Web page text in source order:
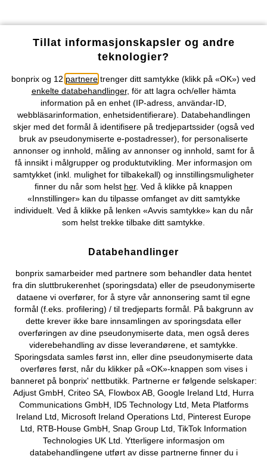
Våre betalingsalternativer
Vårt tilbud
Selskapet
Topkategorier / Sesongvarer
Du kan også finne oss på
Cookie-innstillinger
Om Oss Angre kjøp
© 2026 bonprix.
Tillat informasjonskapsler og andre
teknologier?
bonprix og 12 partnere trenger ditt samtykke (klikk på «OK») ved
enkelte databehandlinger, för att lagra och/eller hämta
information på en enhet (IP-adress, användar-ID,
webbläsarinformation, enhetsidentifierare). Databehandlingen
skjer med det formål å identifisere på tredjepartssider (også ved
bruk av pseudonymiserte e-postadresser), for personaliserte
annonser og innhold, måling av annonser og innhold, samt for å
få innsikt i målgrupper og produktutvikling. Mer informasjon om
samtykket (inkl. mulighet for tilbakekall) og innstillingsmuligheter
finner du når som helst her. Ved å klikke på knappen
«Innstillinger» kan du tilpasse omfanget av ditt samtykke
individuelt. Ved å klikke på lenken «Avvis samtykke» kan du når
som helst trekke tilbake ditt samtykke.
Databehandlinger
bonprix samarbeider med partnere som behandler data hentet
fra din sluttbrukerenhet (sporingsdata) eller de pseudonymiserte
dataene vi overfører, for å styre vår annonsering samt til egne
formål (f.eks. profilering) / til tredjeparts formål. På bakgrunn av
dette krever ikke bare innsamlingen av sporingsdata eller
overføringen av dine pseudonymiserte data, men også deres
viderebehandling av disse leverandørene, et samtykke.
Sporingsdata samles først inn, eller dine pseudonymiserte data
overføres først, når du klikker på «OK»-knappen som vises i
banneret på bonprix' nettbutikk. Partnerne er følgende selskaper:
Adjust GmbH, Criteo SA, Flowbox AB, Google Ireland Ltd, Hurra
Communications GmbH, ID5 Technology Ltd, Meta Platforms
Ireland Ltd, Microsoft Ireland Operations Ltd, Pinterest Europe
Ltd, RTB-House GmbH, Snap Group Ltd, TikTok Information
Technologies UK Ltd. Ytterligere informasjon om
databehandlingene utført av disse partnerne finner du i